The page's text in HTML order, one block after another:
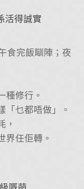
活得誠實
食完飯瞓陣；夜
種修行。
「乜都唔做」。
，
界任佢轉。